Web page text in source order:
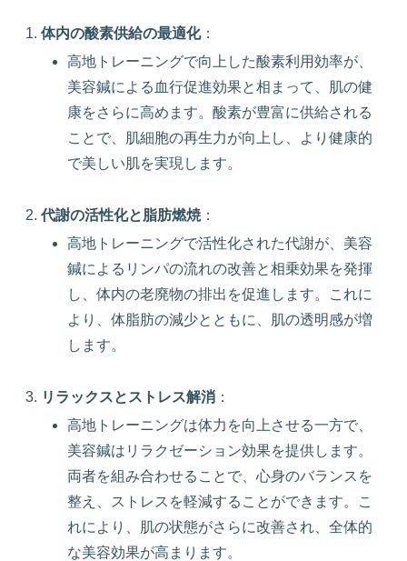
体内の酸素供給の最適化：
高地トレーニングで向上した酸素利用効率が、
美容鍼による血行促進効果と相まって、肌の健
康をさらに高めます。酸素が豊富に供給される
ことで、肌細胞の再生力が向上し、より健康的
で美しい肌を実現します。
代謝の活性化と脂肪燃焼 ：
高地トレーニングで活性化された代謝が、美容
鍼によるリンパの流れの改善と相乗効果を発揮
し、体内の老廃物の排出を促進します。これに
より、体脂肪の減少とともに、肌の透明感が増
します。
リラックスとストレス解消 ：
高地トレーニングは体力を向上させる一方で、
美容鍼はリラクゼーション効果を提供します。
両者を組み合わせることで、心身のバランスを
整え、ストレスを軽減することができます。こ
れにより、肌の状態がさらに改善され、全体的
な美容効果が高まります。